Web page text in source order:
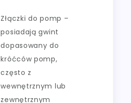
Złączki do pomp –
posiadają gwint
dopasowany do
króćców pomp,
często z
wewnętrznym lub
zewnętrznym